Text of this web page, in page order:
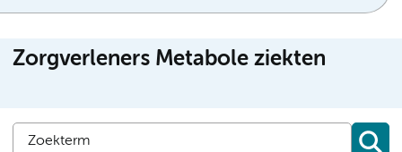
Zorgverleners Metabole ziekten